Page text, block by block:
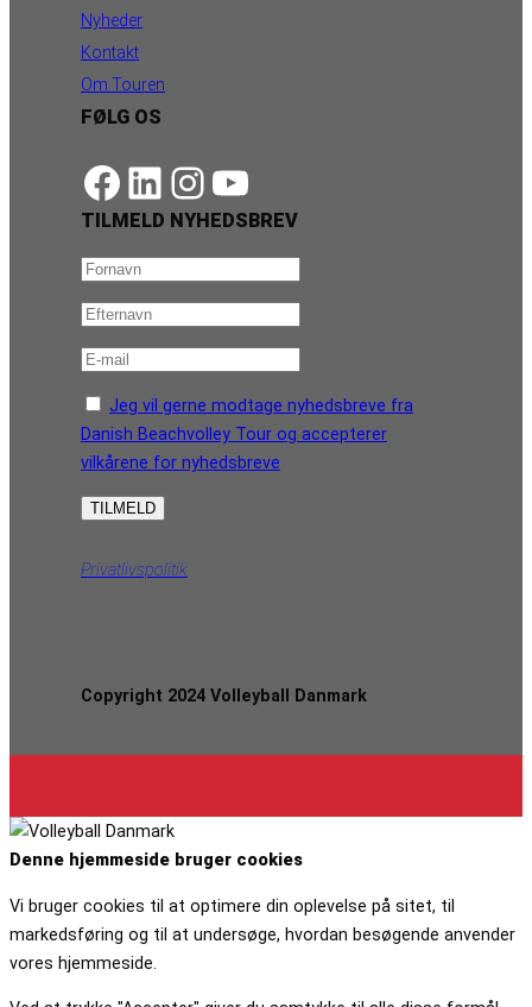
Nyheder
Kontakt
Om Touren
FØLG OS
https://www.facebook.com/danishbeachvolleytour LinkedIn Instagram YouTube
TILMELD NYHEDSBREV
Jeg vil gerne modtage nyhedsbreve fra
Danish Beachvolley Tour og accepterer
vilkårene for nyhedsbreve
Privatlivspolitik
Copyright 2024 Volleyball Danmark
Denne hjemmeside bruger cookies
Vi bruger cookies til at optimere din oplevelse på sitet, til
markedsføring og til at undersøge, hvordan besøgende anvender
vores hjemmeside.